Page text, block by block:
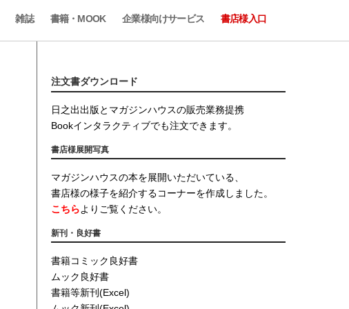
雑誌 書籍・MOOK 企業様向けサービス 書店様入口
注文書ダウンロード
日之出出版とマガジンハウスの販売業務提携
Bookインタラクティブでも注文できます。
書店様展開写真
マガジンハウスの本を展開いただいている、
書店様の様子を紹介するコーナーを作成しました。
こちらよりご覧ください。
新刊・良好書
書籍コミック良好書
ムック良好書
書籍等新刊(Excel)